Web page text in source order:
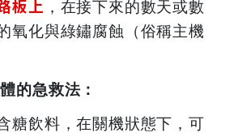
板上 ，在接下來的數天或數
氧化與綠鏽腐蝕（俗稱主機
的急救法：
糖飲料，在關機狀態下，可